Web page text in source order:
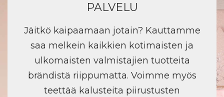
PALVELU
Jäitkö kaipaamaan jotain? Kauttamme
saa melkein kaikkien kotimaisten ja
ulkomaisten valmistajien tuotteita
brändistä riippumatta. Voimme myös
teettää kalusteita piirustusten